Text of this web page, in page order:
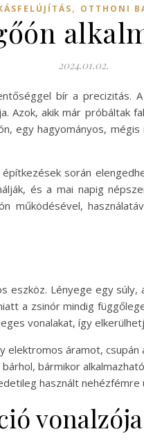
, OTTHONI
2024.01.02.
bír a precizitás.
Azok, akik már
egy hagyományos,
során
és a mai napig
működésével,
Lényege egy
a zsinór mindig
vonalakat, így
elektromos áramot,
bármikor
használt nehézfémre
vonalzója